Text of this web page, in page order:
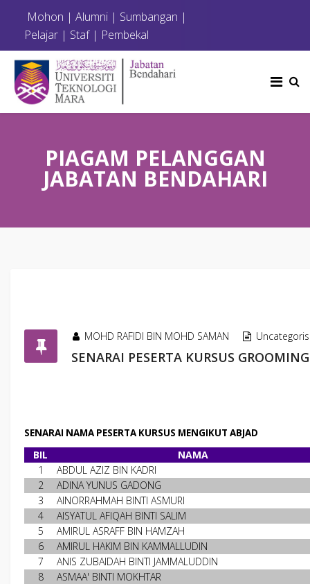
Mohon | Alumni | Sumbangan |
Pelajar | Staf| Pembekal
PIAGAM PELANGGAN
JABATAN BENDAHARI
MOHD RAFIDI BIN MOHD SAMAN
SENARAI PESERTA KURSUS
SENARAI NAMA PESERTA KURSUS MENGIKUT ABJAD
BIL
NAMA
1
ABDUL AZIZ BIN KADRI
2
ADINA YUNUS GADONG
3
AINORRAHMAH BINTI ASMURI
4
AISYATUL AFIQAH BINTI SALIM
5
AMIRUL ASRAFF BIN HAMZAH
6
AMIRUL HAKIM BIN KAMMALLUDIN
7
ANIS ZUBAIDAH BINTI JAMMALUDDIN
8
ASMAA' BINTI MOKHTAR